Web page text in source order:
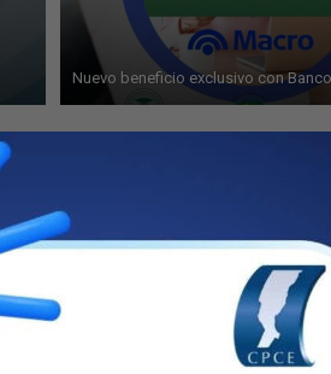
Nuevo beneficio exclusivo con
JÓVENES